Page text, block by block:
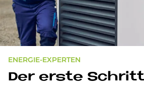
ENERGIE-EXPERTEN
Der er­ste